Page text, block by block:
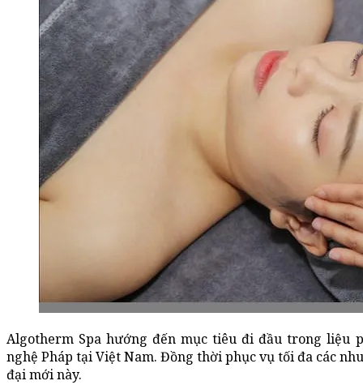
Algotherm Spa hướng đến mục tiêu đi đầu trong liệu
nghệ Pháp tại Việt Nam. Đồng thời phục vụ tối đa các
đại mới này.